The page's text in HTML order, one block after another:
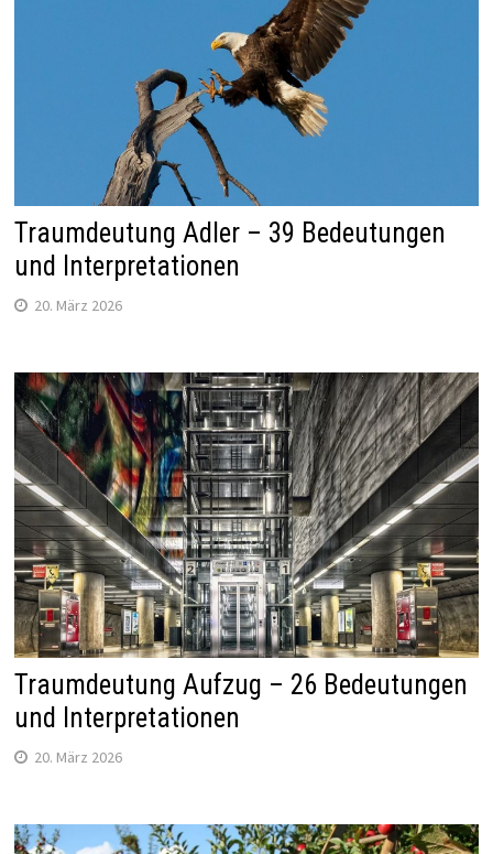
Traumdeutung Adler – 39 Bedeutungen
und Interpretationen
20. März 2026
Traumdeutung Aufzug – 26 Bedeutungen
und Interpretationen
20. März 2026